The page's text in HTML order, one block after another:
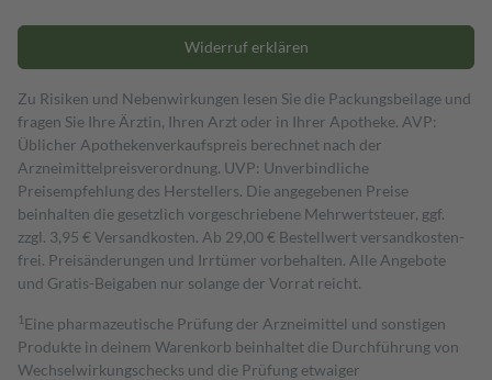
Widerruf erklären
Zu Risiken und Nebenwirkungen lesen Sie die Packungsbeilage und
fragen Sie Ihre Ärztin, Ihren Arzt oder in Ihrer Apotheke. AVP:
Üblicher Apothekenverkaufspreis berechnet nach der
Arzneimittelpreisverordnung. UVP: Unverbindliche
Preisempfehlung des Herstellers. Die angegebenen Preise
beinhalten die gesetzlich vorgeschriebene Mehrwertsteuer, ggf.
zzgl. 3,95 € Versandkosten. Ab 29,00 € Bestell­wert versand­kosten­
frei. Preisänderungen und Irrtümer vorbehalten. Alle Angebote
und Gratis-Beigaben nur solange der Vorrat reicht.
1 Eine pharmazeutische Prüfung der Arzneimittel und sonstigen
Produkte in deinem Warenkorb beinhaltet die Durchführung von
Wechselwirkungschecks und die Prüfung etwaiger